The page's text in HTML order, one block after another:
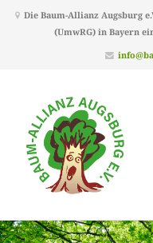
Die Baum-Allianz Augsburg
(UmwRG) in Bayern